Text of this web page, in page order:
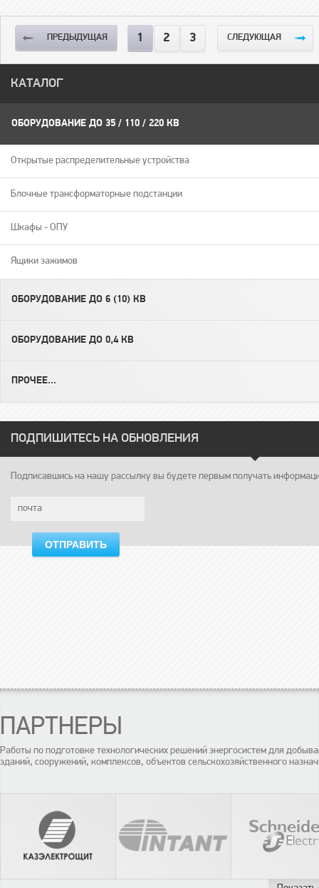
ПРЕДЫДУЩАЯ 1 2 3 СЛЕДУЮЩАЯ
КАТАЛОГ
ОБОРУДОВАНИЕ ДО 35 / 110 / 220 КВ
Открытые распределительные устройства
Блочные трансформаторные подстанции
Шкафы - ОПУ
Ящики зажимов
ОБОРУДОВАНИЕ ДО 6 (10) КВ
ОБОРУДОВАНИЕ ДО 0,4 КВ
ПРОЧЕЕ...
ПОДПИШИТЕСЬ НА ОБНОВЛЕНИЯ
Подписавшись на нашу рассылку вы будете первым получать
ОТПРАВИТЬ
ПАРТНЕРЫ
Работы по подготовке технологических решений энергосистем для
зданий, сооружений, комплексов, объектов сельскохозяйственного